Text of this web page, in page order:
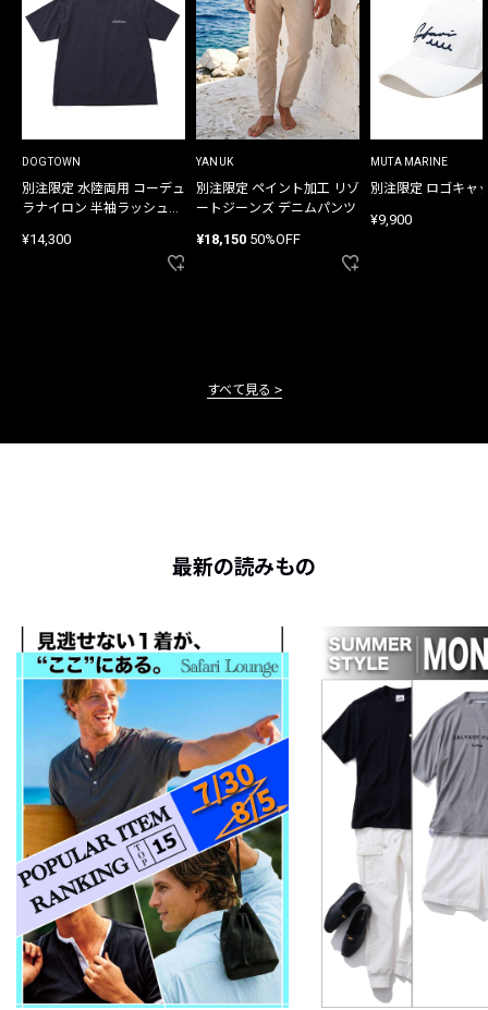
DOGTOWN
別注限定 水陸両用 コーデュ
ラナイロン 半袖ラッシュガ
¥14,300
YANUK
別注限定 ペイント加工 リゾ
ートジーンズ デニムパンツ
¥18,150 50%OFF
MUTA MARINE
別注限定 ロゴキャ
¥9,900
すべて見る
最新の読みもの